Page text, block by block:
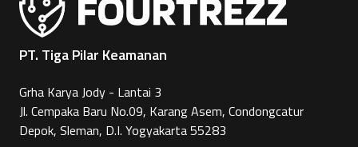
PT. Tiga Pilar Keamanan
Grha Karya Jody - Lantai 3
Jl. Cempaka Baru No.09, Karang Asem, Condongcatur
Depok, Sleman, D.I. Yogyakarta 55283